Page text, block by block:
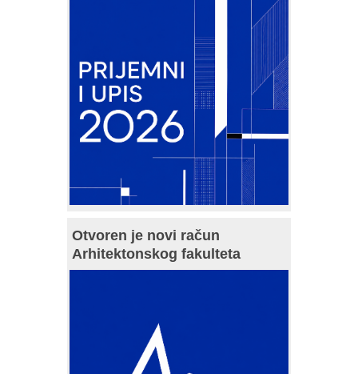
Otvoren je novi račun
Arhitektonskog fakulteta